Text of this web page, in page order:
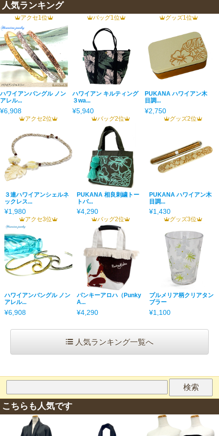
人気ランキング
アクセ1位
ハワイアンバングル ノン
アレル...
¥6,908
バッグ1位
ハワイアン キルティング
３wa...
¥5,940
グッズ1位
PUKANA ハワイアン木
目調...
¥2,750
アクセ2位
３連ハワイアンシェルネ
ックレス...
¥1,980
バッグ2位
PUKANA 相良刺繍トー
トバ...
¥4,290
グッズ2位
PUKANA ハワイアン木
目調...
¥1,430
アクセ3位
ハワイアンバングル ノン
アレル...
¥6,908
バッグ2位
パンキーアロハ（Punky
A...
¥4,290
グッズ3位
プルメリア柄クリアタン
ブラー
¥1,100
人気ランキング一覧へ
こちらも人気です